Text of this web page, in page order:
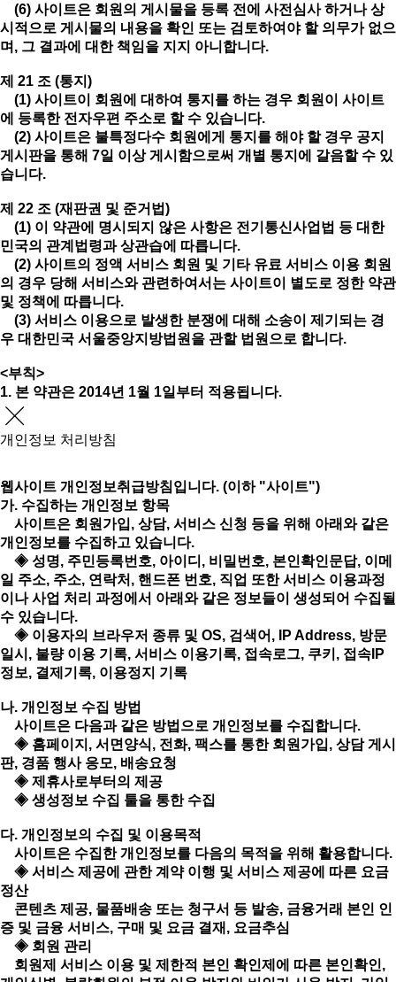
(6) 사이트은 회원의 게시물을 등록 전에 사전심사 하거나 상
시적으로 게시물의 내용을 확인 또는 검토하여야 할 의무가 없으
며, 그 결과에 대한 책임을 지지 아니합니다.
제 21 조 (통지)
(1) 사이트이 회원에 대하여 통지를 하는 경우 회원이 사이트
에 등록한 전자우편 주소로 할 수 있습니다.
(2) 사이트은 불특정다수 회원에게 통지를 해야 할 경우 공지
게시판을 통해 7일 이상 게시함으로써 개별 통지에 갈음할 수 있
습니다.
제 22 조 (재판권 및 준거법)
(1) 이 약관에 명시되지 않은 사항은 전기통신사업법 등 대한
민국의 관계법령과 상관습에 따릅니다.
(2) 사이트의 정액 서비스 회원 및 기타 유료 서비스 이용 회원
의 경우 당해 서비스와 관련하여서는 사이트이 별도로 정한 약관
및 정책에 따릅니다.
(3) 서비스 이용으로 발생한 분쟁에 대해 소송이 제기되는 경
우 대한민국 서울중앙지방법원을 관할 법원으로 합니다.
<부칙>
1. 본 약관은 2014년 1월 1일부터 적용됩니다.
개인정보 처리방침
웹사이트 개인정보취급방침입니다. (이하 "사이트")
가. 수집하는 개인정보 항목
사이트은 회원가입, 상담, 서비스 신청 등을 위해 아래와 같은
개인정보를 수집하고 있습니다.
◈ 성명, 주민등록번호, 아이디, 비밀번호, 본인확인문답, 이메
일 주소, 주소, 연락처, 핸드폰 번호, 직업 또한 서비스 이용과정
이나 사업 처리 과정에서 아래와 같은 정보들이 생성되어 수집될
수 있습니다.
◈ 이용자의 브라우저 종류 및 OS, 검색어, IP Address, 방문
일시, 불량 이용 기록, 서비스 이용기록, 접속로그, 쿠키, 접속IP
정보, 결제기록, 이용정지 기록
나. 개인정보 수집 방법
사이트은 다음과 같은 방법으로 개인정보를 수집합니다.
◈ 홈페이지, 서면양식, 전화, 팩스를 통한 회원가입, 상담 게시
판, 경품 행사 응모, 배송요청
◈ 제휴사로부터의 제공
◈ 생성정보 수집 툴을 통한 수집
다. 개인정보의 수집 및 이용목적
사이트은 수집한 개인정보를 다음의 목적을 위해 활용합니다.
◈ 서비스 제공에 관한 계약 이행 및 서비스 제공에 따른 요금
정산
콘텐츠 제공, 물품배송 또는 청구서 등 발송, 금융거래 본인 인
증 및 금융 서비스, 구매 및 요금 결재, 요금추심
◈ 회원 관리
회원제 서비스 이용 및 제한적 본인 확인제에 따른 본인확인,